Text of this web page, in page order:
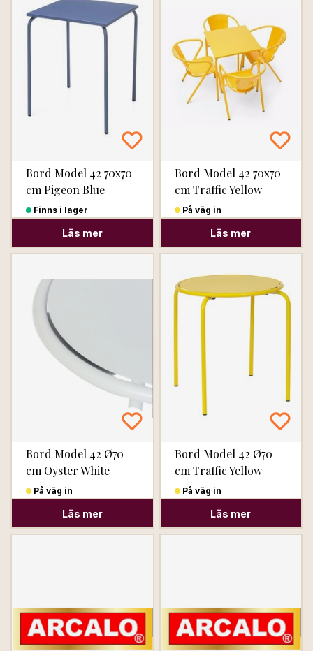
Bord Model 42 70x70
cm Pigeon Blue
Finns i lager
Läs mer
Bord Model 42 70x70
cm Traffic Yellow
På väg in
Läs mer
Bord Model 42 Ø70
cm Oyster White
På väg in
Läs mer
Bord Model 42 Ø70
cm Traffic Yellow
På väg in
Läs mer